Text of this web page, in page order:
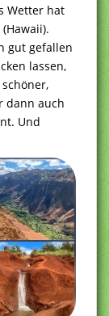
Wetter hat
gut gefallen
lassen,
dann auch
Und